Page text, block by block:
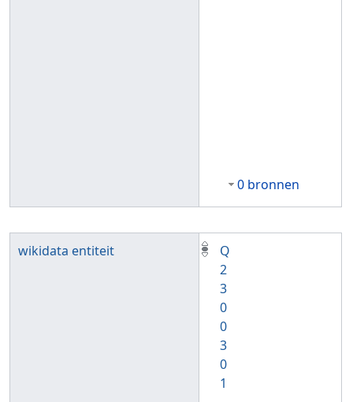
0 bronnen
wikidata entiteit
Q
2
3
0
0
3
0
1